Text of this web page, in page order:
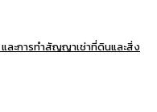
และการทำสัญญาเช่าที่ดินและสิ่ง